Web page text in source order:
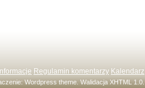
Regulamin komentarzy Kalendarz
Wordpress theme. WalidacjaXHTML 1.0.